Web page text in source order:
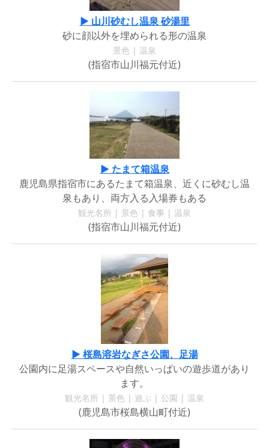
▶ 山川砂むし温泉 砂湯里
砂に顔以外を埋められる形の温泉
景色 | 温泉
(指宿市山川福元付近)
▶ たまて箱温泉
鹿児島県指宿市にあるたまて箱温泉、近くに砂むし温
泉もあり、両方入る入場券もある
観光名所 | 景色 | 食事 | 温泉
(指宿市山川福元付近)
▶ 桜島溶岩なぎさ公園、足湯
公園内に足湯スペースや自然いっぱいの遊歩道があり
ます。
観光名所 | 景色 | 遊ぶ | 公園 | 温泉
(鹿児島市桜島横山町付近)